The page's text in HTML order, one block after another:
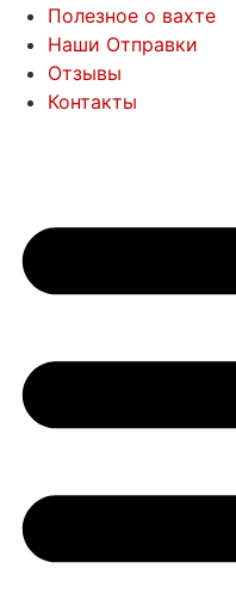
Полезное о вахте
Наши Отправки
Отзывы
Контакты